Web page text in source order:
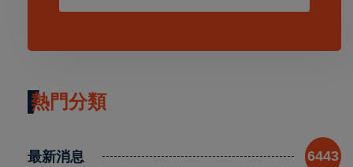
熱門分類
最新消息 6443